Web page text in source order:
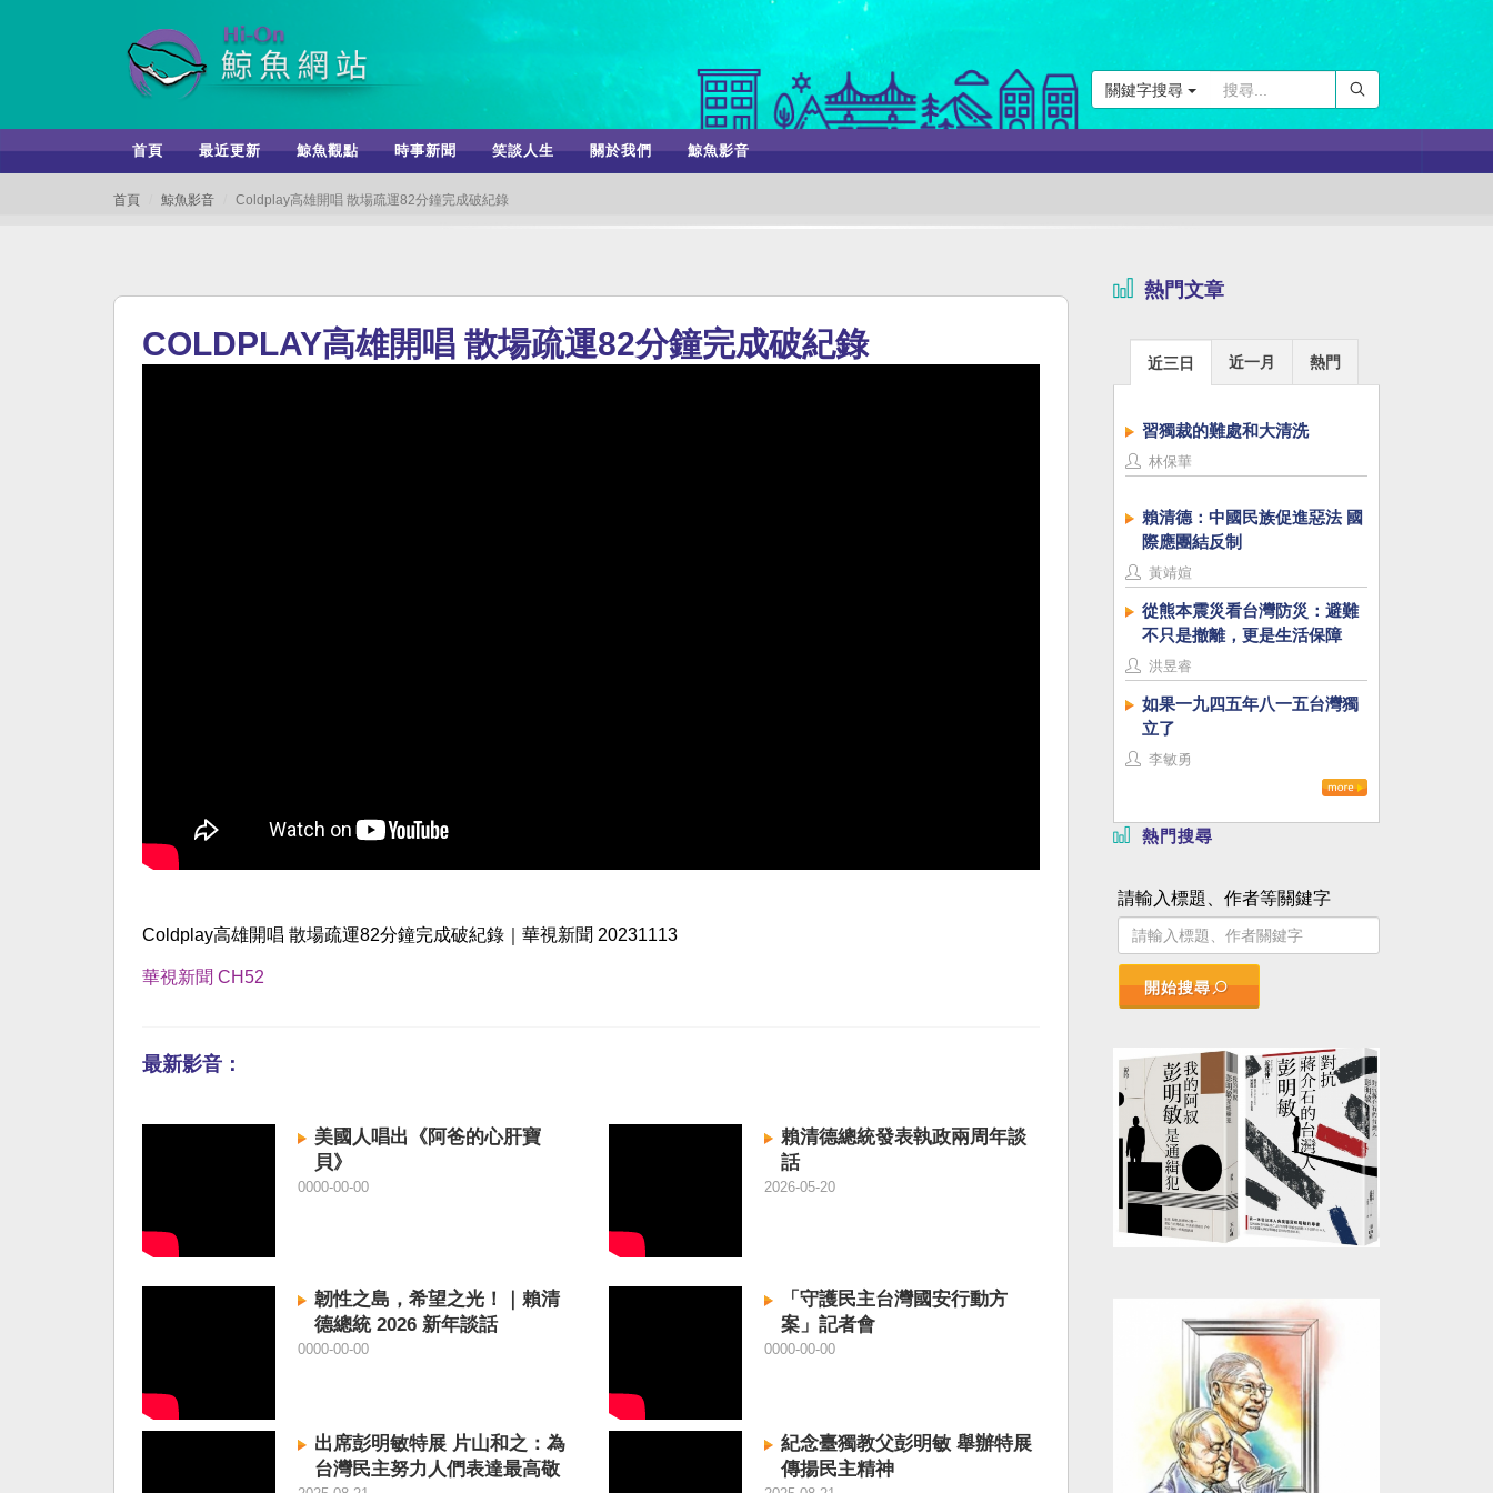
關鍵字搜尋
首頁 最近更新 鯨魚觀點 時事新聞 笑談人生 關於我們 鯨魚影音
首頁 鯨魚影音 Coldplay高雄開唱 散場疏運82分鐘完成破紀錄
COLDPLAY高雄開唱 散場疏運82分鐘完成破紀錄
Coldplay高雄開唱 散場疏運82分鐘完成破紀錄｜華視新聞 20231113
華視新聞 CH52
最新影音：
美國人唱出《阿爸的心肝寶
貝》
0000-00-00
韌性之島，希望之光！｜賴清
德總統 2026 新年談話
0000-00-00
出席彭明敏特展 片山和之：為
台灣民主努力人們表達最高敬
賴清德總統發表執政兩周年談
話
2026-05-20
「守護民主台灣國安行動方
案」記者會
0000-00-00
紀念臺獨教父彭明敏 舉辦特展
傳揚民主精神
熱門文章
近三日 近一月 熱門
習獨裁的難處和大清洗
林保華
賴清德：中國民族促進惡法 國
際應團結反制
黃靖媗
從熊本震災看台灣防災：避難
不只是撤離，更是生活保障
洪昱睿
如果一九四五年八一五台灣獨
立了
李敏勇
熱門搜尋
請輸入標題、作者等關鍵字
開始搜尋